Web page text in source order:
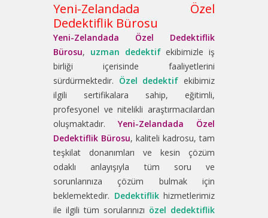
Yeni-Zelandada Özel
Dedektiflik Bürosu
Yeni-Zelandada Özel Dedektiflik
Bürosu, uzman dedektifekibimizle iş
birliği içerisinde faaliyetlerini
sürdürmektedir. Özel dedektif ekibimiz
ilgili sertifikalara sahip, eğitimli,
profesyonel ve nitelikli araştırmacılardan
oluşmaktadır.Yeni-Zelandada Özel
Dedektiflik Bürosu, kaliteli kadrosu, tam
teşkilat donanımları ve kesin çözüm
odaklı anlayışıyla tüm soru ve
sorunlarınıza çözüm bulmak için
beklemektedir. Dedektiflikhizmetlerimiz
ile ilgili tüm sorularınızı özel dedektiflik